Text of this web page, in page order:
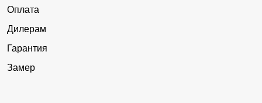
Оплата
Дилерам
Гарантия
Замер